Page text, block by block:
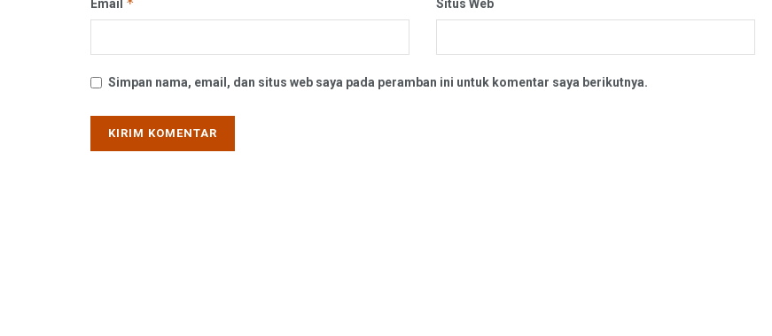
Email Situs Web
Simpan nama, email, dan situs web saya pada peramban ini untuk komentar saya berikutnya.